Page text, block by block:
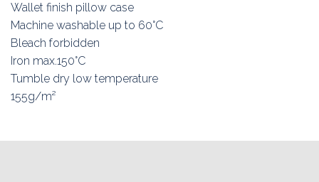
Wallet finish pillow case
Machine washable up to 60°C
Bleach forbidden
Iron max.150°C
Tumble dry low temperature
155g/m²